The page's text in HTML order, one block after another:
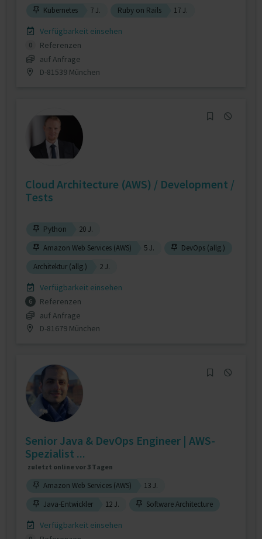
Kubernetes
7 J. Ruby on Rails 17 J.
Verfügbarkeit einsehen
0
Referenzen
auf Anfrage
D-81539 München
Cloud Architecture (AWS) / Development /
Tests
Python
20 J.
Amazon Web Services (AWS)
5 J.
DevOps (allg.)
Architektur (allg.)
2 J.
Verfügbarkeit einsehen
6
Referenzen
auf Anfrage
D-81679 München
Senior Java & DevOps Engineer | AWS-
Spezialist ...
zuletzt online vor 3 Tagen
Amazon Web Services (AWS)
13 J.
Java-Entwickler
12 J. Software Architecture
Verfügbarkeit einsehen